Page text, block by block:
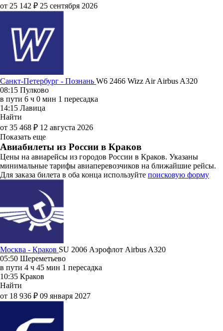
от 25 142 ₽ 25 сентября 2026
Санкт-Петербург - Познань W6 2466 Wizz AirAirbus A320
08:15 Пулково
в пути 6 ч 0 мин 1 пересадка
14:15 Лавица
Найти
от 35 468 ₽ 12 августа 2026
Показать еще
Авиабилеты из России в Краков
Цены на авиарейсы из городов России в Краков. Указаны
минимальные тарифы авиаперевозчиков на ближайшие рейсы.
Для заказа билета в оба конца используйте поисковую форму
Москва - Краков SU 2006 Аэрофлот Airbus A320
05:50 Шереметьево
в пути 4 ч 45 мин 1 пересадка
10:35 Краков
Найти
от 18 936 ₽ 09 января 2027